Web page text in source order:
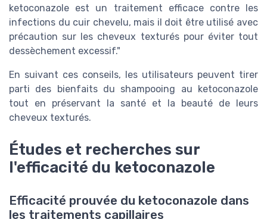
ketoconazole est un traitement efficace contre les
infections du cuir chevelu, mais il doit être utilisé avec
précaution sur les cheveux texturés pour éviter tout
dessèchement excessif."
En suivant ces conseils, les utilisateurs peuvent tirer
parti des bienfaits du shampooing au ketoconazole
tout en préservant la santé et la beauté de leurs
cheveux texturés.
Études et recherches sur
l'efficacité du ketoconazole
Efficacité prouvée du ketoconazole dans
les traitements capillaires